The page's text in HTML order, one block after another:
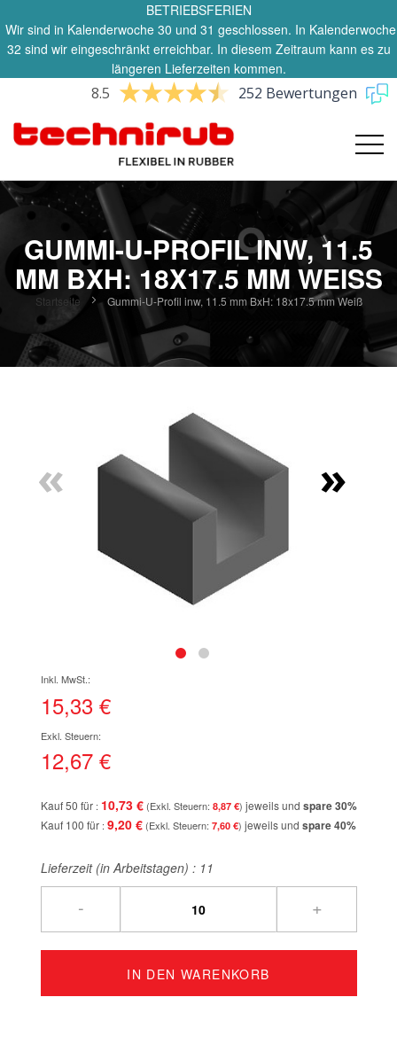
BETRIEBSFERIEN
Wir sind in Kalenderwoche 30 und 31 geschlossen. In Kalenderwoche
32 sind wir eingeschränkt erreichbar. In diesem Zeitraum kann es zu
längeren Lieferzeiten kommen.
8.5 252 Bewertungen
GUMMI-U-PROFIL INW, 11.5
MM BXH: 18X17.5 MM WEISS
Startseite Gummi-U-Profil inw, 11.5 mm BxH: 18x17.5 mm Weiß
springen
« »
der
Bildgalerie
15,33 €
12,67 €
Kauf 50 für 10,73 € 8,87 € jeweils und spare30%
Kauf 100 für 9,20 € 7,60 € jeweils und spare40%
Lieferzeit (in Arbeitstagen) : 11
- +
IN DEN WARENKORB